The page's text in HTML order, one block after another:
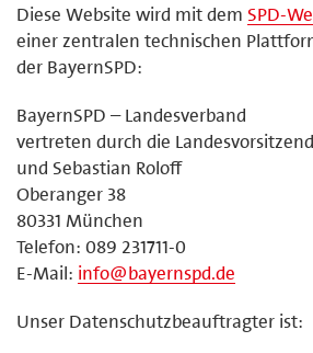
Diese Website wird mit dem SPD-
einer zentralen technischen
der BayernSPD:
BayernSPD – Landesverband
vertreten durch die
und Sebastian Roloff
Oberanger 38
80331 München
Telefon: 089 231711-0
E-Mail: info@bayernspd.de
Unser Datenschutzbeauftragter ist: